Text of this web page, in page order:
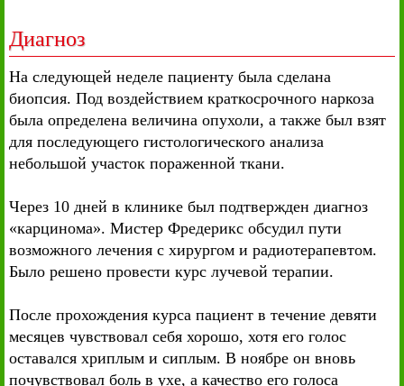
Диагноз
На следующей неделе пациенту была сделана
биопсия. Под воздействием краткосрочного наркоза
была определена величина опухоли, а также был взят
для последующего гистологического анализа
небольшой участок пораженной ткани.
Через 10 дней в клинике был подтвержден диагноз
«карцинома». Мистер Фредерикс обсудил пути
возможного лечения с хирургом и радиотерапевтом.
Было решено провести курс лучевой терапии.
После прохождения курса пациент в течение девяти
месяцев чувствовал себя хорошо, хотя его голос
оставался хриплым и сиплым. В ноябре он вновь
почувствовал боль в ухе, а качество его голоса